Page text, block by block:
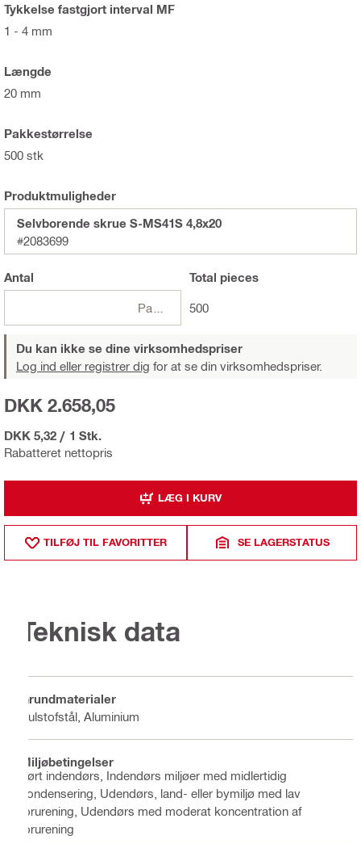
Tykkelse fastgjort interval MF
1 - 4 mm
Længde
20 mm
Pakkestørrelse
500 stk
Produktmuligheder
Selvborende skrue S-MS41S 4,8x20
#2083699
Antal Total pieces
500
Du kan ikke se dine virksomhedspriser
Log ind eller registrer dig for at se din virksomhedspriser.
Rabatteret nettopris
DKK 2.658,05
DKK 5,32 / 1 Stk.
LÆG I KURV
TILFØJ TIL FAVORITTER SE LAGERSTATUS
Teknisk data
Grundmaterialer
Kulstofstål, Aluminium
Miljøbetingelser
Tørt indendørs, Indendørs miljøer med midlertidig
kondensering, Udendørs, land- eller bymiljø med lav
forurening, Udendørs med moderat koncentration af
forurening